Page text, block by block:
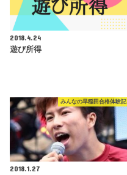
2018.4.24
遊び所得
みんなの早稲田合格体験記
2018.1.27